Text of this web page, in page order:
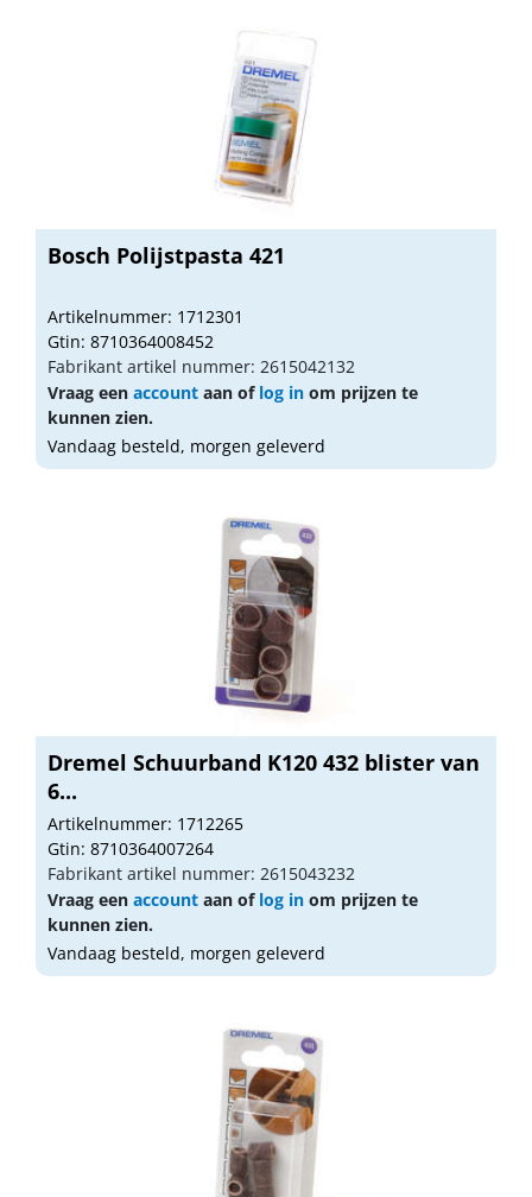
Bosch Polijstpasta 421
Artikelnummer: 1712301
Gtin: 8710364008452
Fabrikant artikel nummer: 2615042132
Vraag een account aan of log in om prijzen te
kunnen zien.
Vandaag besteld, morgen geleverd
Dremel Schuurband K120 432 blister van
6...
Artikelnummer: 1712265
Gtin: 8710364007264
Fabrikant artikel nummer: 2615043232
Vraag een account aan of log in om prijzen te
kunnen zien.
Vandaag besteld, morgen geleverd